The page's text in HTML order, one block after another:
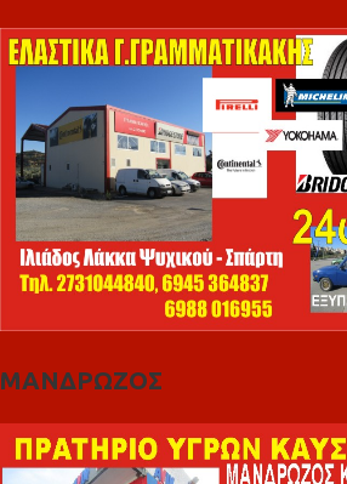
ΜΑΝΔΡΩΖΟΣ